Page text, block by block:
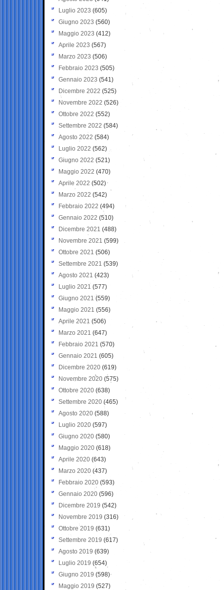
Luglio 2023 (605)
Giugno 2023 (560)
Maggio 2023 (412)
Aprile 2023 (567)
Marzo 2023 (506)
Febbraio 2023 (505)
Gennaio 2023 (541)
Dicembre 2022 (525)
Novembre 2022 (526)
Ottobre 2022 (552)
Settembre 2022 (584)
Agosto 2022 (584)
Luglio 2022 (562)
Giugno 2022 (521)
Maggio 2022 (470)
Aprile 2022 (502)
Marzo 2022 (542)
Febbraio 2022 (494)
Gennaio 2022 (510)
Dicembre 2021 (488)
Novembre 2021 (599)
Ottobre 2021 (506)
Settembre 2021 (539)
Agosto 2021 (423)
Luglio 2021 (577)
Giugno 2021(559)
Maggio 2021 (556)
Aprile 2021 (506)
Marzo 2021 (647)
Febbraio 2021 (570)
Gennaio 2021 (605)
Dicembre 2020 (619)
Novembre 2020 (575)
Ottobre 2020 (638)
Settembre 2020(465)
Agosto 2020 (588)
Luglio 2020 (597)
Giugno 2020 (580)
Maggio 2020 (618)
Aprile 2020 (643)
Marzo 2020 (437)
Febbraio 2020 (593)
Gennaio 2020 (596)
Dicembre 2019 (542)
Novembre 2019 (316)
Ottobre 2019 (631)
Settembre 2019 (617)
Agosto 2019 (639)
Luglio 2019 (654)
Giugno 2019 (598)
Maggio 2019 (527)